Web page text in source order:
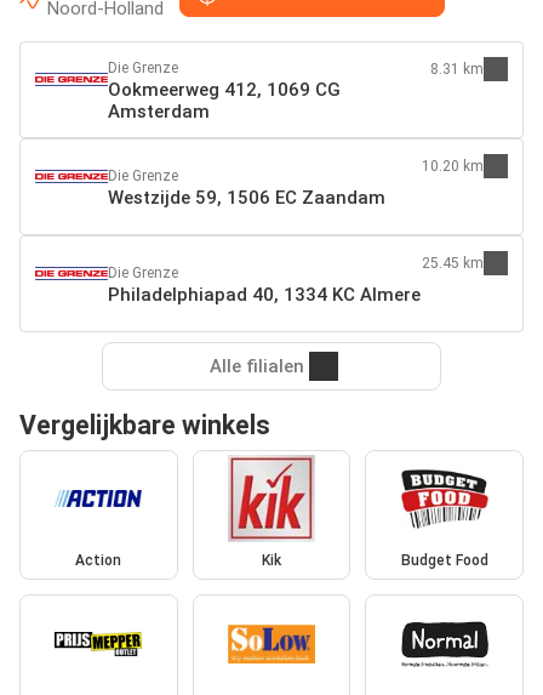
Noord-Holland
Die Grenze
Ookmeerweg 412, 1069 CG
Amsterdam
8.31 km
Die Grenze
Westzijde 59, 1506 EC Zaandam
10.20 km
Die Grenze
Philadelphiapad 40, 1334 KC Almere
25.45 km
Alle filialen
Vergelijkbare winkels
Action Kik Budget Food